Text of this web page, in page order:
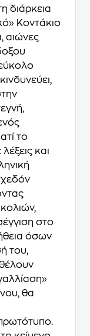
διάρκεια
Κοντάκιο
αιώνες
το
και
στο
όσων
του,
θα